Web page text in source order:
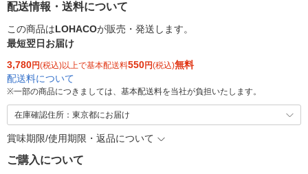
配送情報・送料について
この商品はLOHACOが販売・発送します。
最短翌日お届け
3,780円(税込)以上で基本配送料550円(税込)無料
配送料について
※一部の商品につきましては、基本配送料を当社が負担いたします。
在庫確認住所：東京都にお届け
賞味期限/使用期限・返品について
ご購入について